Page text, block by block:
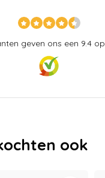
geven ons een 9.4 op
ook